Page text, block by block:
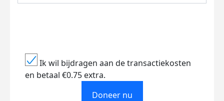
Ik wil bijdragen aan de transactiekosten
en betaal €0.75 extra.
Doneer nu